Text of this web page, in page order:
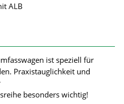
ALB
ist speziell für
Praxistauglichkeit und
besonders wichtig!